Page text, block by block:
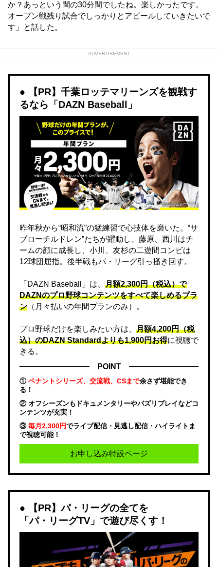
か？あっという間の30分間でしたね。楽しかったです。
オープン戦残り試合でしっかりとアピールしていきたいで
す」と話した。
ADVERTISEMENT
【PR】千葉ロッテマリーンズを観戦す
るなら「DAZN Baseball」
昨年秋から“昭和流”の猛練習で心技体を磨いた。“サ
ブローチルドレン”たちが躍動し、藤原、西川はチ
ームの顔に成長し、小川、友杉の二遊間コンビは
12球団屈指。後半戦もパ・リーグ引っ掻き回す。
「DAZN Baseball」は、 月額2,300円（税込）で
DAZNのプロ野球コンテンツをすべて楽しめるプラ
ン （月々払いの年間プランのみ）。
プロ野球だけを楽しみたい方は、 月額4,200円（税
込）のDAZN Standard​よりも1,900円お得に視聴で
きる。
POINT
①ペナントシリーズ、交流戦、CSまで余さず堪能でき
る！
② オフシーズンもドキュメンタリーやバズリプレイなどコ
ンテンツが充実！
③毎月2,300円でライブ配信・見逃し配信・ハイライトま
で視聴可能！
お申し込み特設ページ
【PR】パ・リーグの全てを
「パ・リーグTV」で遊び尽くす！